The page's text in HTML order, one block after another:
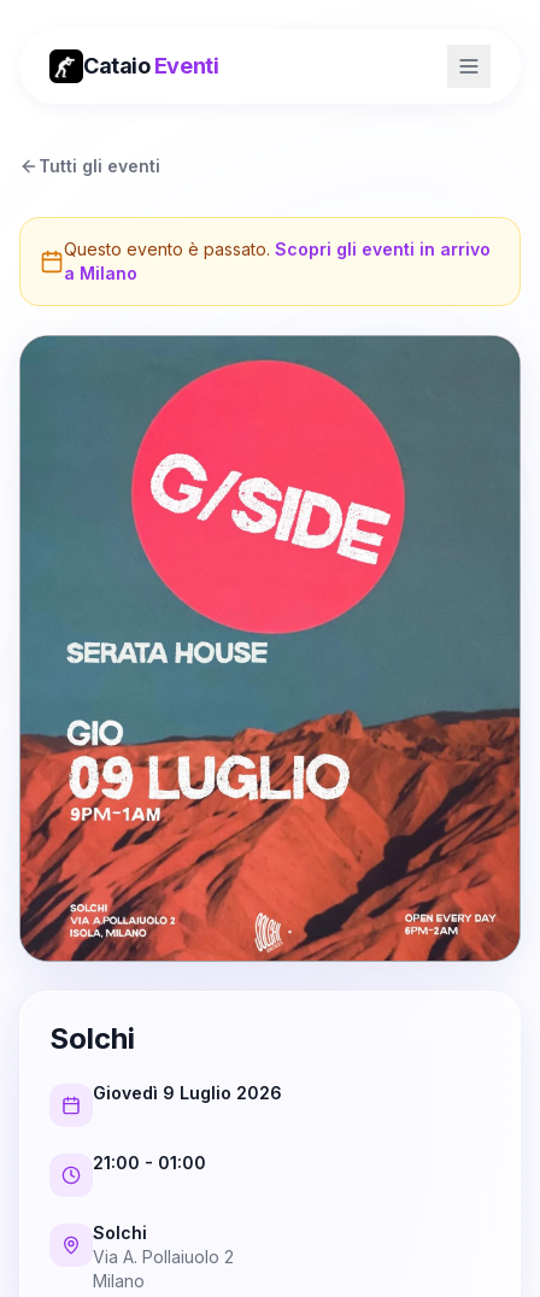
CataioEventi
Tutti gli eventi
Questo evento è passato. Scopri gli eventi in arrivo
a Milano
Solchi
Giovedì 9 Luglio 2026
21:00 - 01:00
Solchi
Via A. Pollaiuolo 2
Milano